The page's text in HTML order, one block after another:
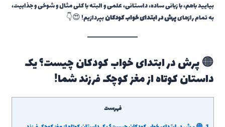
بیایید باهم، با زبانی ساده، داستانی، علمی و البته با کلی مثال و شوخی و جذابیت،
به تمام رازهایپرش در ابتدای خواب کودکانبپردازیم! 😍👇
🟠 پرش در ابتدای خواب کودکان چیست؟ یک
داستان کوتاه از مغز کوچک فرزند شما!
فهرست